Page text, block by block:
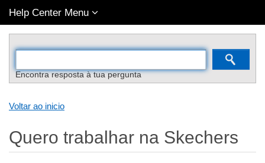
Help Center Menu
Encontra resposta à tua pergunta
Voltar ao inicio
Quero trabalhar na Skechers